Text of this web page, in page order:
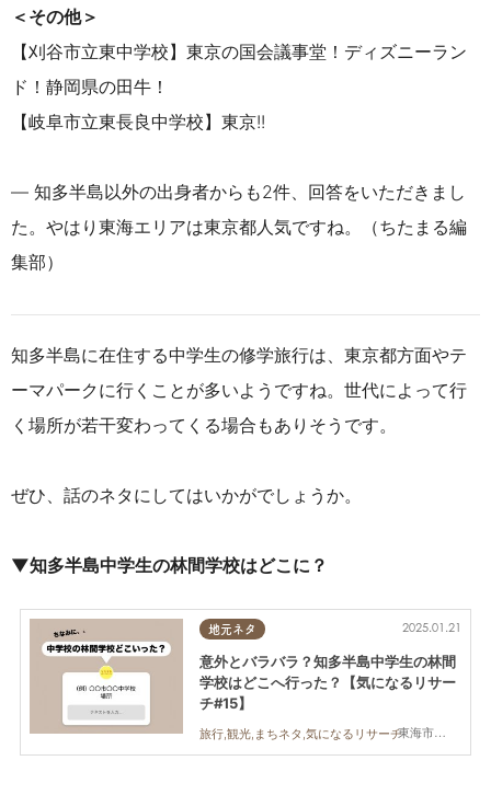
＜その他＞
【刈谷市立東中学校】 東京の国会議事堂！ディズニーラン
ド！静岡県の田牛！
【岐阜市立東長良中学校】東京!!
― 知多半島以外の出身者からも2件、回答をいただきまし
た。やはり東海エリアは東京都人気ですね。（ちたまる編
集部）
知多半島に在住する中学生の修学旅行は、東京都方面やテ
ーマパークに行くことが多いようですね。世代によって行
く場所が若干変わってくる場合もありそうです。
ぜひ、話のネタにしてはいかがでしょうか。
▼知多半島中学生の林間学校はどこに？
地元ネタ
東海市,大府市,知多市,東浦町,阿久比町,半田市,常滑市,武豊町,美浜町,南知多町
2025.01.21
意外とバラバラ？知多半島中学生の林間
学校はどこへ行った？【気になるリサー
チ#15】
旅行,観光,まちネタ,気になるリサーチ